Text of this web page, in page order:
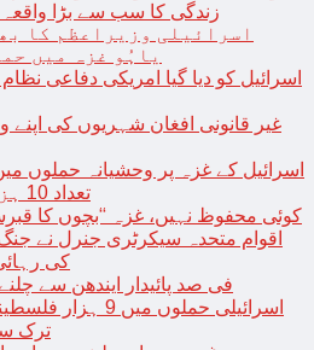
زندگی کا سب سے بڑا
اسرائیلی وزیراعظم کا
یاہُو غزہ میں
اسرائیل کو دیا گیا امریکی دفاعی
غیر قانونی افغان شہریوں کی
اسرائیل کے غزہ پر وحشیانہ حملوں
تعداد 10 ہزار سےزائد ہوگئی
اقوام متحدہ سیکرٹری جنرل نے
کی
100 فی صد پائیدار ایندھن سے
اسرائیلی حملوں
ترک